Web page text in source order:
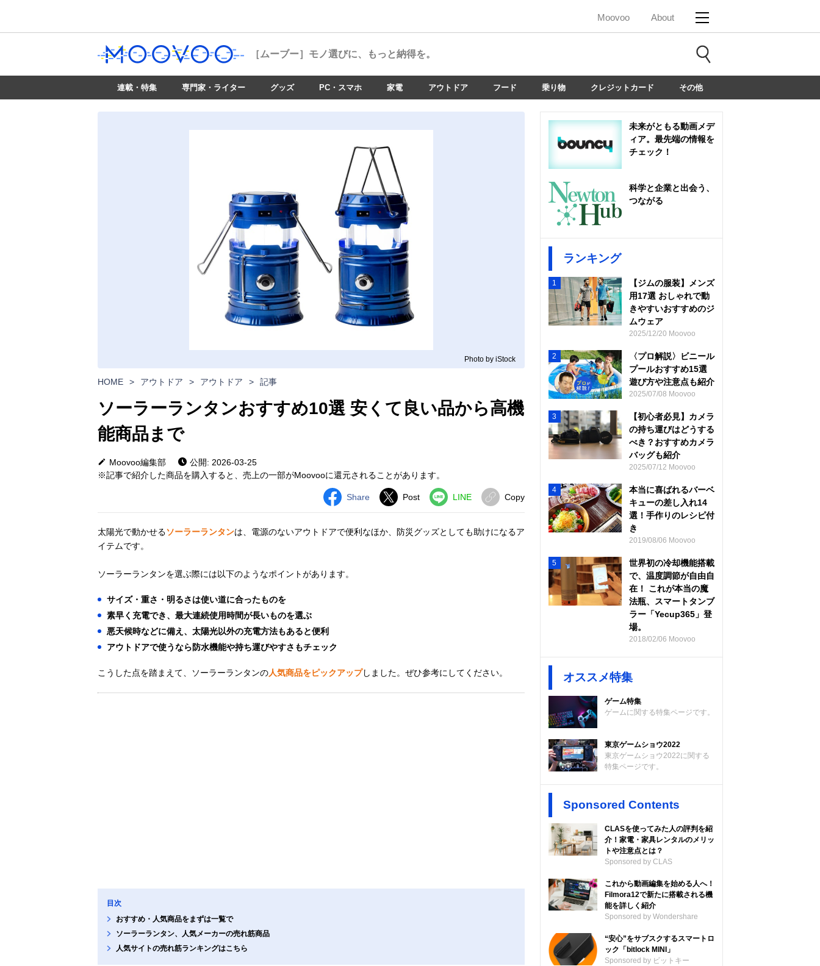
Moovoo About
［ムーブー］ モノ選びに、もっと納得を。
連載・特集 専門家・ライター グッズ PC・スマホ 家電 アウトドア フード 乗り物 クレジットカード その他
Photo by iStock
HOME > アウトドア > アウトドア > 記事
ソーラーランタンおすすめ10選 安くて良い品から高機
能商品まで
Moovoo編集部
公開: 2026-03-25
※記事で紹介した商品を購入すると、売上の一部がMoovooに還元されることがあります。
Share Post LINE Copy
太陽光で動かせるソーラーランタンは、電源のないアウトドアで便利なほか、防災グッズとしても助けになるア
イテムです。
ソーラーランタンを選ぶ際には以下のようなポイントがあります。
サイズ・重さ・明るさは使い道に合ったものを
素早く充電でき、最大連続使用時間が長いものを選ぶ
悪天候時などに備え、太陽光以外の充電方法もあると便利
アウトドアで使うなら防水機能や持ち運びやすさもチェック
こうした点を踏まえて、ソーラーランタンの人気商品をピックアップしました。ぜひ参考にしてください。
目次
おすすめ・人気商品をまずは一覧で
ソーラーランタン、人気メーカーの売れ筋商品
人気サイトの売れ筋ランキングはこちら
未来がともる動画メデ
ィア。最先端の情報を
チェック！
科学と企業と出会う、
つながる
ランキング
1
【ジムの服装】メンズ
用17選 おしゃれで動
きやすいおすすめのジ
ムウェア
2025/12/20 Moovoo
2
〈プロ解説〉ビニール
プールおすすめ15選
遊び方や注意点も紹介
2025/07/08 Moovoo
3
【初心者必見】カメラ
の持ち運びはどうする
べき？おすすめカメラ
バッグも紹介
2025/07/12 Moovoo
4
本当に喜ばれるバーベ
キューの差し入れ14
選！手作りのレシピ付
き
2019/08/06 Moovoo
5
世界初の冷却機能搭載
で、温度調節が自由自
在！ これが本当の魔
法瓶、スマートタンブ
ラー「Yecup365」登
場。
2018/02/06 Moovoo
オススメ特集
ゲーム特集
ゲームに関する特集ページです。
東京ゲームショウ2022
東京ゲームショウ2022に関する
特集ページです。
Sponsored Contents
CLASを使ってみた人の評判を紹
介！家電・家具レンタルのメリッ
トや注意点とは？
Sponsored by CLAS
これから動画編集を始める人へ！
Filmora12で新たに搭載される機
能を詳しく紹介
Sponsored by Wondershare
“安心”をサブスクするスマートロ
ック「bitlock MINI」
Sponsored by ビットキー